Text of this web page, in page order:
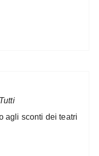
agli sconti dei teatri